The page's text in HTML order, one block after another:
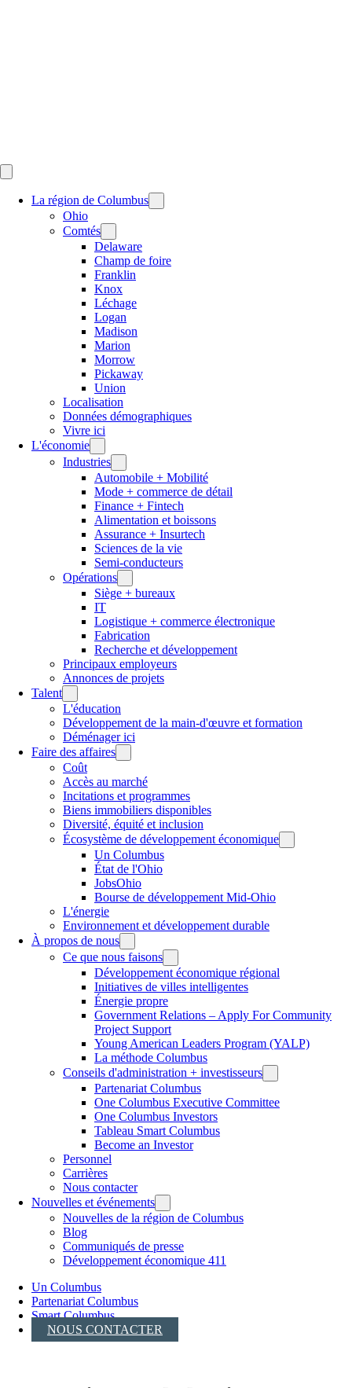
La région de Columbus
Ohio
Comtés
Delaware
Champ de foire
Franklin
Knox
Léchage
Logan
Madison
Marion
Morrow
Pickaway
Union
Localisation
Données démographiques
Vivre ici
L'économie
Industries
Automobile + Mobilité
Mode + commerce de détail
Finance + Fintech
Alimentation et boissons
Assurance + Insurtech
Sciences de la vie
Semi-conducteurs
Opérations
Siège + bureaux
IT
Logistique + commerce électronique
Fabrication
Recherche et développement
Principaux employeurs
Annonces de projets
Talent
L'éducation
Développement de la main-d'œuvre et formation
Déménager ici
Faire des affaires
Coût
Accès au marché
Incitations et programmes
Biens immobiliers disponibles
Diversité, équité et inclusion
Écosystème de développement économique
Un Columbus
État de l'Ohio
JobsOhio
Bourse de développement Mid-Ohio
L'énergie
Environnement et développement durable
À propos de nous
Ce que nous faisons
Développement économique régional
Initiatives de villes intelligentes
Énergie propre
Government Relations – Apply For Community
Project Support
Young American Leaders Program (YALP)
La méthode Columbus
Conseils d'administration + investisseurs
Partenariat Columbus
One Columbus Executive Committee
One Columbus Investors
Tableau Smart Columbus
Become an Investor
Personnel
Carrières
Nous contacter
Nouvelles et événements
Nouvelles de la région de Columbus
Blog
Communiqués de presse
Développement économique 411
Un Columbus
Partenariat Columbus
Smart Columbus
NOUS CONTACTER